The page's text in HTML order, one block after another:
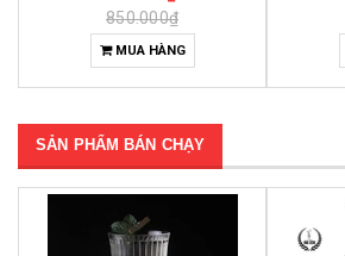
SẢN PHẨM BÁN CHẠY